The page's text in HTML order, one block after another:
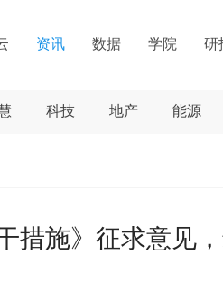
资讯 数据 学院 研
科技 地产 能源
措施》征求意见